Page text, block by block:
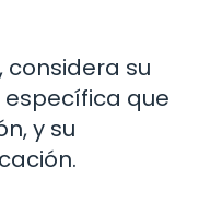
considera su
que
y su